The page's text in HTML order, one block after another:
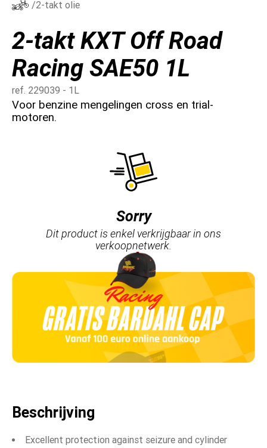
/2-takt olie
2-takt KXT Off Road
Racing SAE50 1L
ref. 229039 - 1L
Voor benzine mengelingen cross en trial-
motoren.
Sorry
Dit product is enkel verkrijgbaar in ons
verkoopnetwerk.
Beschrijving
Excellent protection against seizure and cylinder